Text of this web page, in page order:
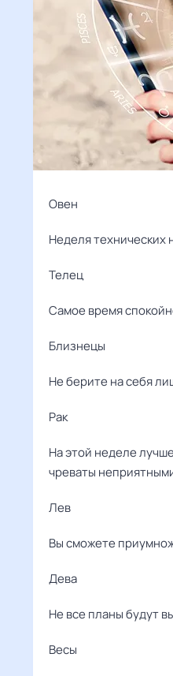
Овен
Неделя технических
Телец
Самое время
Близнецы
Не берите на себя
Рак
На этой неделе
чреваты
Лев
Вы сможете
Дева
Не все планы будут
Весы